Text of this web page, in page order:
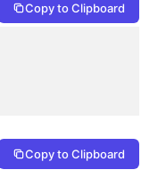
Copy to Clipboard
Copy to Clipboard